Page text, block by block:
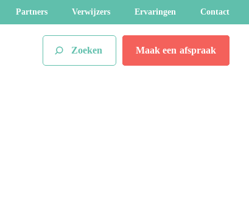
Partners Verwijzers Ervaringen Contact
Zoeken Maak een afspraak